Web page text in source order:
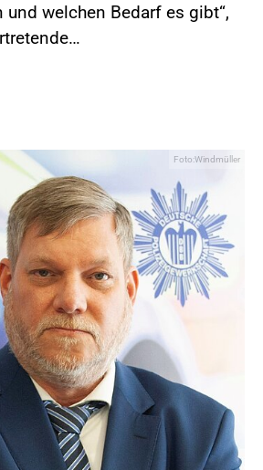
und welchen Bedarf es gibt“,
Foto:Windmüller